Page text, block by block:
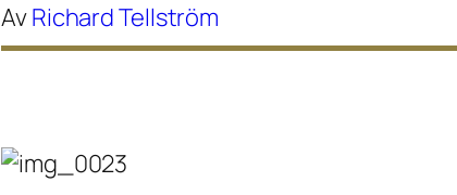
AvRichard Tellström